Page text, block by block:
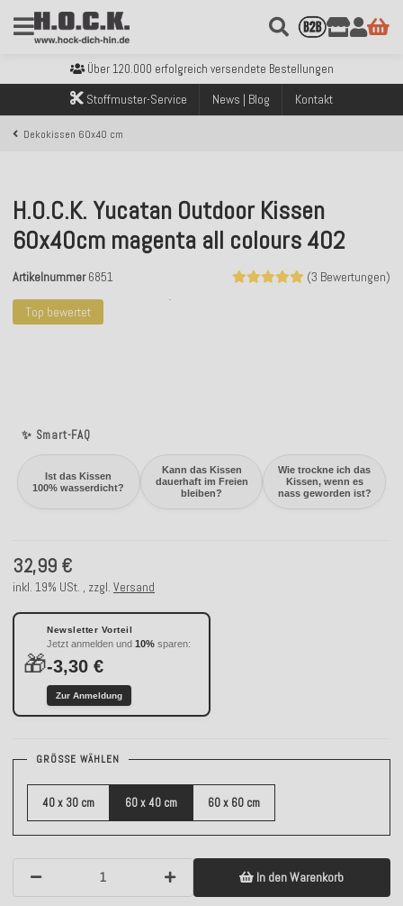
Über 120.000 erfolgreich versendete Bestellungen
Sicher bezahlen mit Klarna, PayPal & Amazon Pay
Kostenloser Versand innerhalb Deutschlands ab 99€ Bestellwert
Über 120.000 erfolgreich versendete Bestellungen
Sicher bezahlen mit Klarna, PayPal & Amazon Pay
Stoffmuster-Service News | Blog Kontakt
Dekokissen 60x40 cm
Top bewertet
✨ Smart-FAQ
Ist das Kissen
100% wasserdicht?
Kann das Kissen
dauerhaft im Freien
bleiben?
Wie trockne ich das
Kissen, wenn es
nass geworden ist?
H.O.C.K. Yucatan Outdoor Kissen
60x40cm magenta all colours 402
(3 Bewertungen)
Artikelnummer 6851
32,99 €
inkl. 19% USt. , zzgl. Versand
🎁
Newsletter Vorteil
Jetzt anmelden und 10% sparen:
-3,30 €
Zur Anmeldung
GRÖSSE WÄHLEN
40 x 30 cm 60 x 40 cm 60 x 60 cm
In den Warenkorb